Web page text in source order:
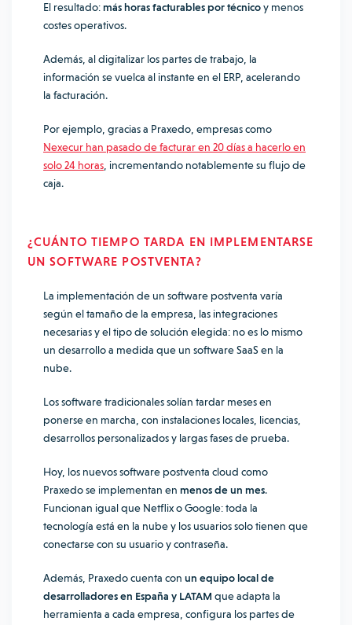
El resultado:más horas facturables por técnicoy menos
costes operativos.
Además, al digitalizar los partes de trabajo, la
información se vuelca al instante en el ERP, acelerando
la facturación.
Por ejemplo, gracias a Praxedo, empresas como
Nexecur han pasado de facturar en 20 días a hacerlo en
solo 24 horas , incrementando notablemente su flujo de
caja.
¿CUÁNTO TIEMPO TARDA EN IMPLEMENTARSE
UN SOFTWARE POSTVENTA?
La implementación de un software postventa varía
según el tamaño de la empresa, las integraciones
necesarias y el tipo de solución elegida: no es lo mismo
un desarrollo a medida que un software SaaS en la
nube.
Los software tradicionales solían tardar meses en
ponerse en marcha, con instalaciones locales, licencias,
desarrollos personalizados y largas fases de prueba.
Hoy, los nuevos software postventa cloud como
Praxedo se implementan en menos de un mes.
Funcionan igual que Netflix o Google: toda la
tecnología está en la nube y los usuarios solo tienen que
conectarse con su usuario y contraseña.
Además, Praxedo cuenta con un equipo local de
desarrolladores en España y LATAM que adapta la
herramienta a cada empresa, configura los partes de